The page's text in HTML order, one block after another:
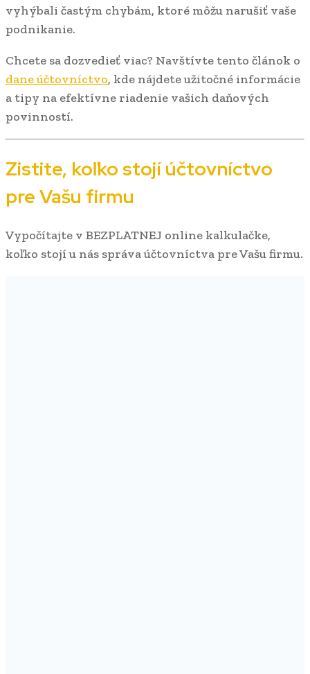
vyhýbali častým chybám, ktoré môžu narušiť vaše
podnikanie.
Chcete sa dozvedieť viac? Navštívte tento článok o
dane účtovníctvo, kde nájdete užitočné informácie
a tipy na efektívne riadenie vašich daňových
povinností.
Zistite, koľko stojí účtovníctvo
pre Vašu firmu
Vypočítajte v BEZPLATNEJ online kalkulačke,
koľko stojí u nás správa účtovníctva pre Vašu firmu.